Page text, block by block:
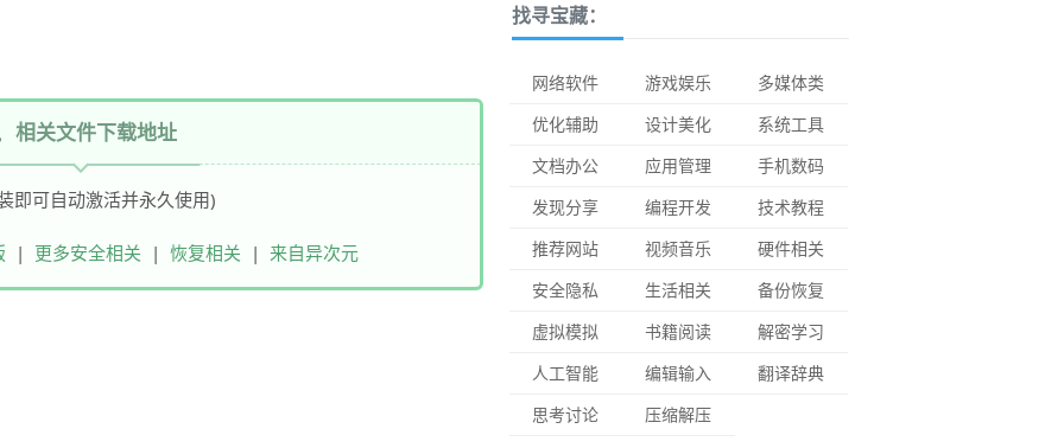
相关文件下载地址
即可自动激活并永久使用)
| 更多安全相关 | 恢复相关 | 来自异次元
找寻宝藏：
网络软件 游戏娱乐
多媒体类
优化辅助
设计美化
系统工具
文档办公
应用管理
手机数码
发现分享
编程开发
技术教程
推荐网站
视频音乐
硬件相关
安全隐私
生活相关
备份恢复
虚拟模拟
书籍阅读
解密学习
人工智能
编辑输入
翻译辞典
思考讨论
压缩解压